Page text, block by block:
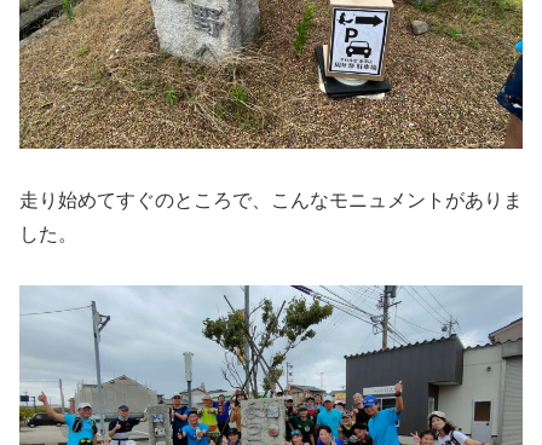
走り始めてすぐのところで、こんなモニュメントがありま
した。